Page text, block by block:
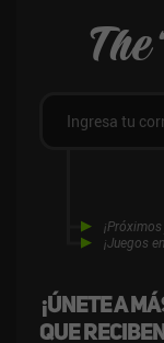
¡Únete a
que
¡Juegos